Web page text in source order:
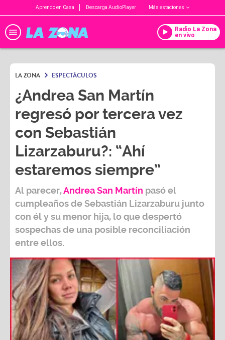
Aprendo en Casa Descarga AudioPlayer Más estaciones
Radio La Zona
en vivo
LA ZONA ESPECTÁCULOS
¿Andrea San Martín
regresó por tercera vez
con Sebastián
Lizarzaburu?: “Ahí
estaremos siempre”
Al parecer,Andrea San Martín pasó el
cumpleaños deSebastián Lizarzaburu junto
con él y su menor hija, lo que despertó
sospechas de una posible reconciliación
entre ellos.